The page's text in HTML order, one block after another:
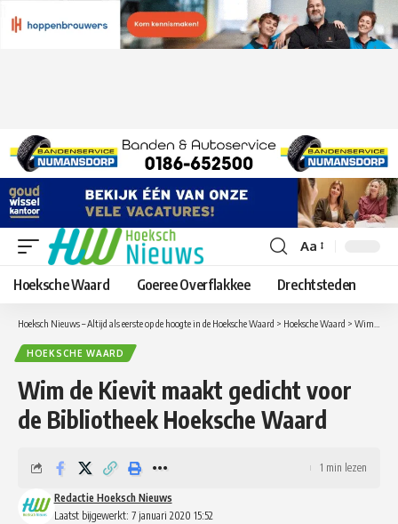
Lettergrootte
aanpassen
Aa
Hoeksche Waard Goeree Overflakkee Drechtsteden
Hoeksch Nieuws – Altijd als eerste op de hoogte in de Hoeksche Waard > Hoeksche Waard > Wim de Kievit maakt gedicht voor de Bibliotheek Hoeksche Waard
HOEKSCHE WAARD
Wim de Kievit maakt gedicht voor
de Bibliotheek Hoeksche Waard
Laatst bijgewerkt: 7 januari 2020 15:52
Redactie Hoeksch Nieuws
1 min lezen